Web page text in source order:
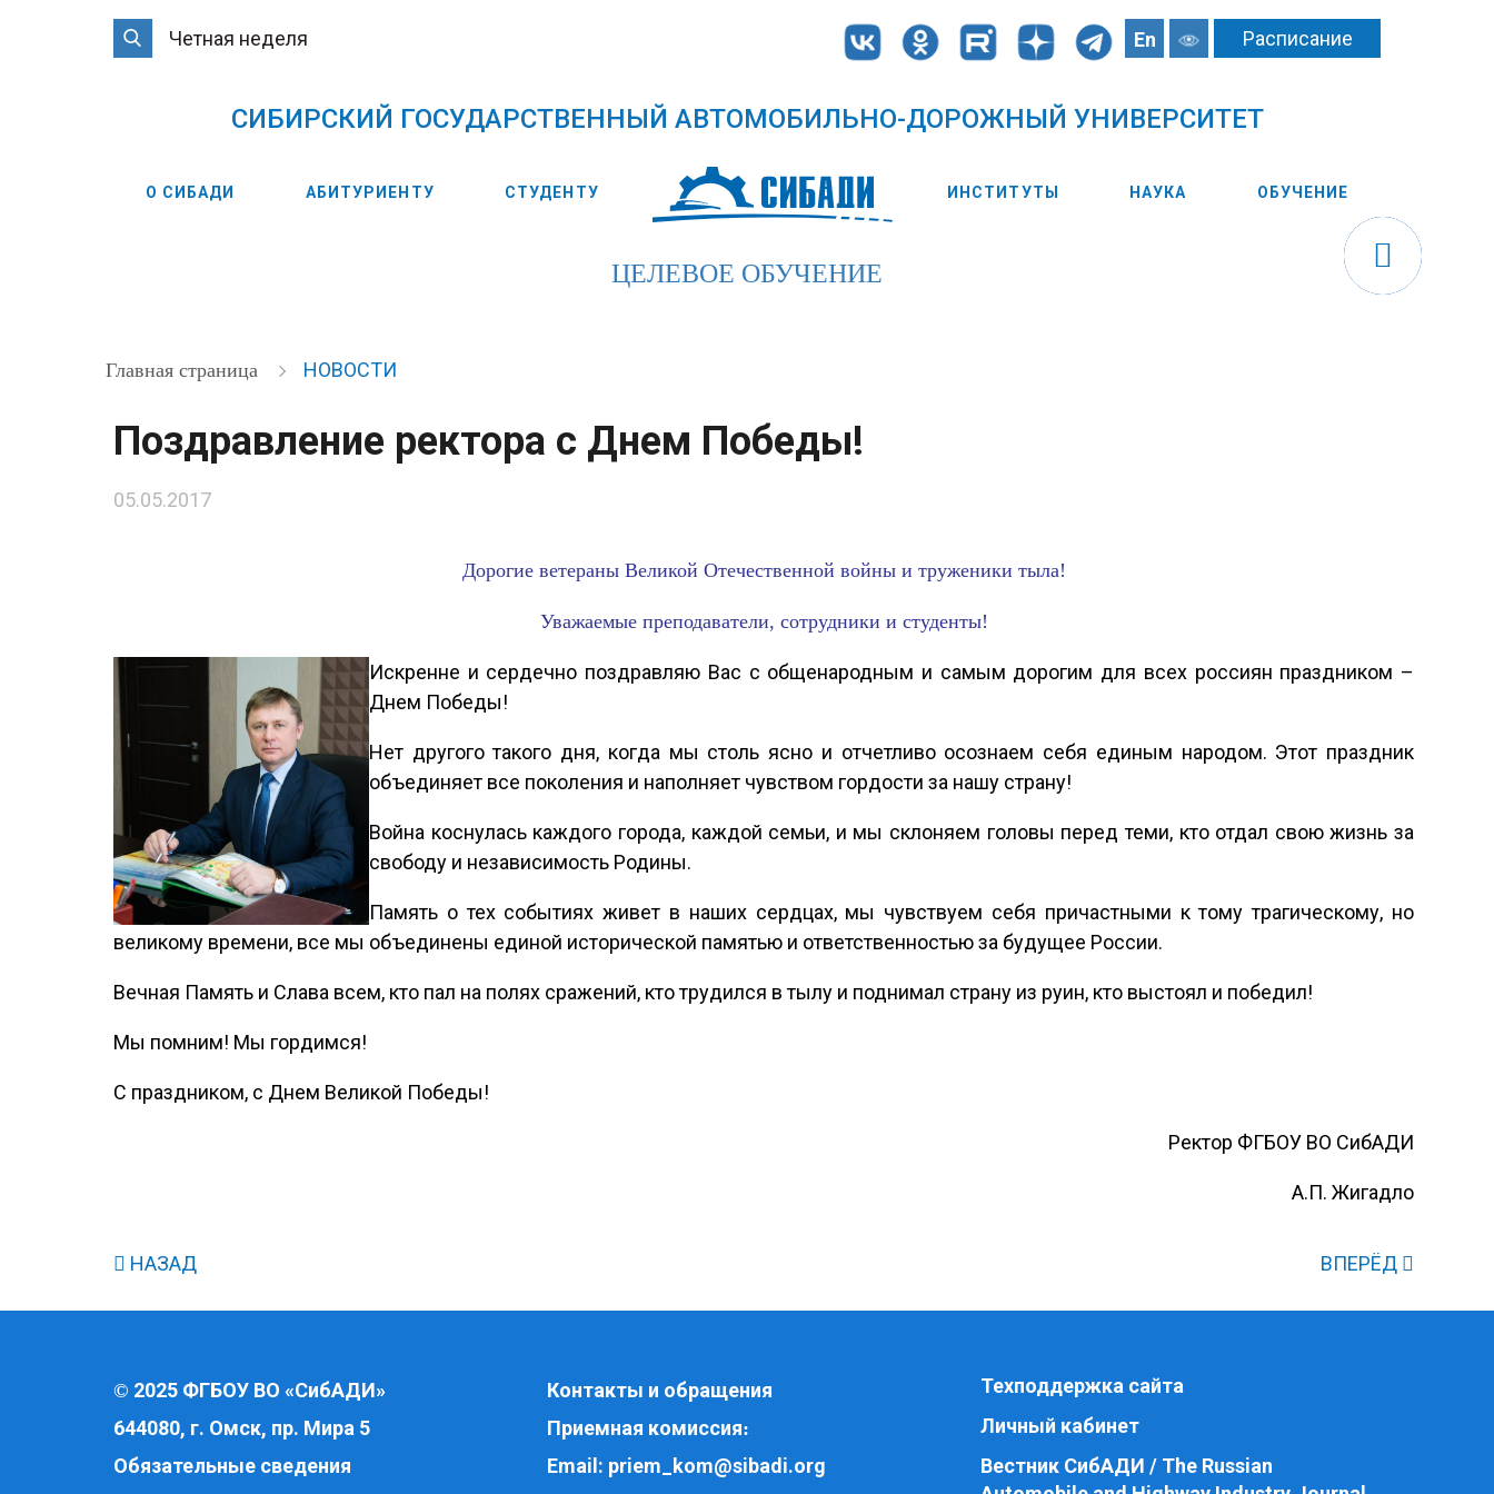
Четная неделя En Расписание
CИБИРСКИЙ ГОСУДАРСТВЕННЫЙ АВТОМОБИЛЬНО-ДОРОЖНЫЙ УНИВЕРСИТЕТ
О СИБАДИ АБИТУРИЕНТУ СТУДЕНТУ ИНСТИТУТЫ НАУКА ОБУЧЕНИЕ
ЦЕЛЕВОЕ ОБУЧЕНИЕ
Главная страница НОВОСТИ
Поздравление ректора с Днем Победы!
05.05.2017
Дорогие ветераны Великой Отечественной войны и труженики тыла!
Уважаемые преподаватели, сотрудники и студенты!
Искренне и сердечно поздравляю Вас с общенародным и самым дорогим для всех россиян праздником –
Днем Победы!
Нет другого такого дня, когда мы столь ясно и отчетливо осознаем себя единым народом. Этот праздник
объединяет все поколения и наполняет чувством гордости за нашу страну!
Война коснулась каждого города, каждой семьи, и мы склоняем головы перед теми, кто отдал свою жизнь за
свободу и независимость Родины.
Память о тех событиях живет в наших сердцах, мы чувствуем себя причастными к тому трагическому, но
великому времени, все мы объединены единой исторической памятью и ответственностью за будущее России.
Вечная Память и Слава всем, кто пал на полях сражений, кто трудился в тылу и поднимал страну из руин, кто выстоял и победил!
Мы помним! Мы гордимся!
С праздником, с Днем Великой Победы!
Ректор ФГБОУ ВО СибАДИ
А.П. Жигадло
НАЗАД ВПЕРЁД
© 2025 ФГБОУ ВО «СибАДИ»
644080, г. Омск, пр. Мира 5
Обязательные сведения
Контакты и обращения
Приемная комиссия:
Email: priem_kom@sibadi.org
Техподдержка сайта
Личный кабинет
Вестник СибАДИ / The Russian